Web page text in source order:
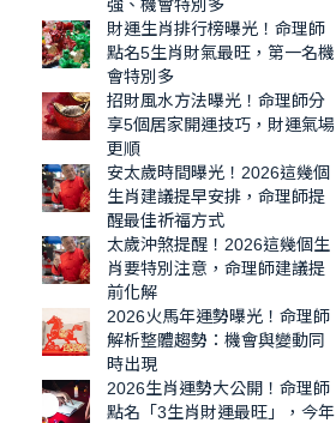
別
多
5
生
肖
出
第
一
名
貴
運
超
強、
機
強、機會特別多
財運生肖排行榜曝光！命理師
點名5生肖財氣最旺，第一名機
會特別多
招財風水方法曝光！命理師分
享5個居家開運技巧，財運氣場
更順
安太歲時間曝光！2026這幾個
生肖建議提早安排，命理師提
醒最佳祈福方式
太歲沖煞提醒！2026這幾個生
肖要特別注意，命理師建議提
前化解
2026火馬年運勢曝光！命理師
解析整體趨勢：機會與變動同
時出現
2026生肖運勢大公開！命理師
點名「3生肖財運最旺」，今年